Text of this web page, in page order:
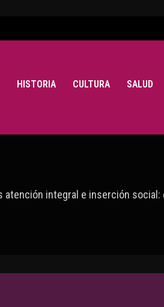
HISTORIA CULTURA SALUD
atención integral e inserción social: